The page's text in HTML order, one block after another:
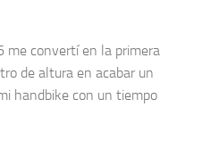
me convertí en la primera
de altura en acabar un
handbike con un tiempo